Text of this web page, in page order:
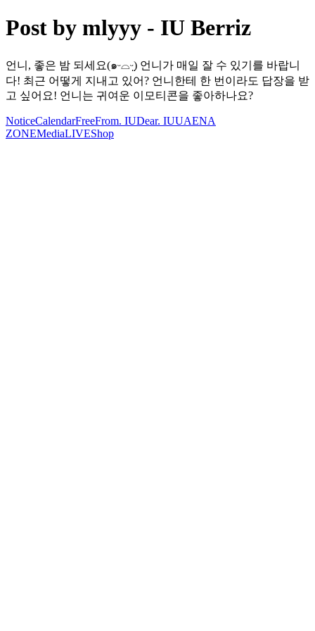
Post by mlyyy - IU Berriz
언니, 좋은 밤 되세요(๑ᵕ⌓ᵕ̤) 언니가 매일 잘 수 있기를 바랍니
다! 최근 어떻게 지내고 있어? 언니한테 한 번이라도 답장을 받
고 싶어요! 언니는 귀여운 이모티콘을 좋아하나요?
NoticeCalendarFreeFrom. IUDear. IUUAENA
ZONEMediaLIVEShop